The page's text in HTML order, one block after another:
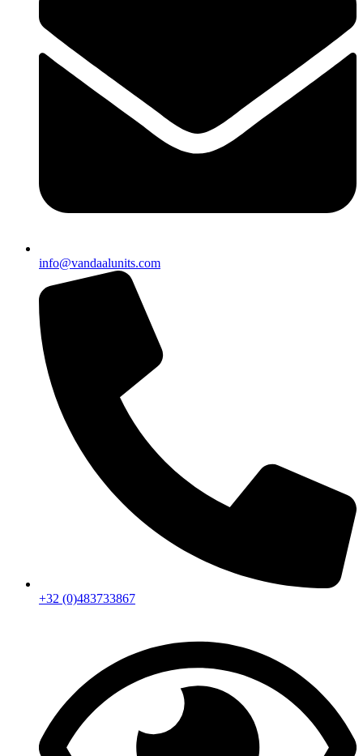
info@vandaalunits.com
+32 (0)483733867